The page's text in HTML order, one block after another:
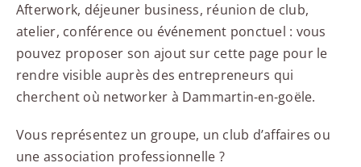
Afterwork, déjeuner business, réunion de club,
atelier, conférence ou événement ponctuel : vous
pouvez proposer son ajout sur cette page pour le
rendre visible auprès des entrepreneurs qui
cherchent où networker à Dammartin-en-goële.
Vous représentez un groupe, un club d’affaires ou
une association professionnelle ?